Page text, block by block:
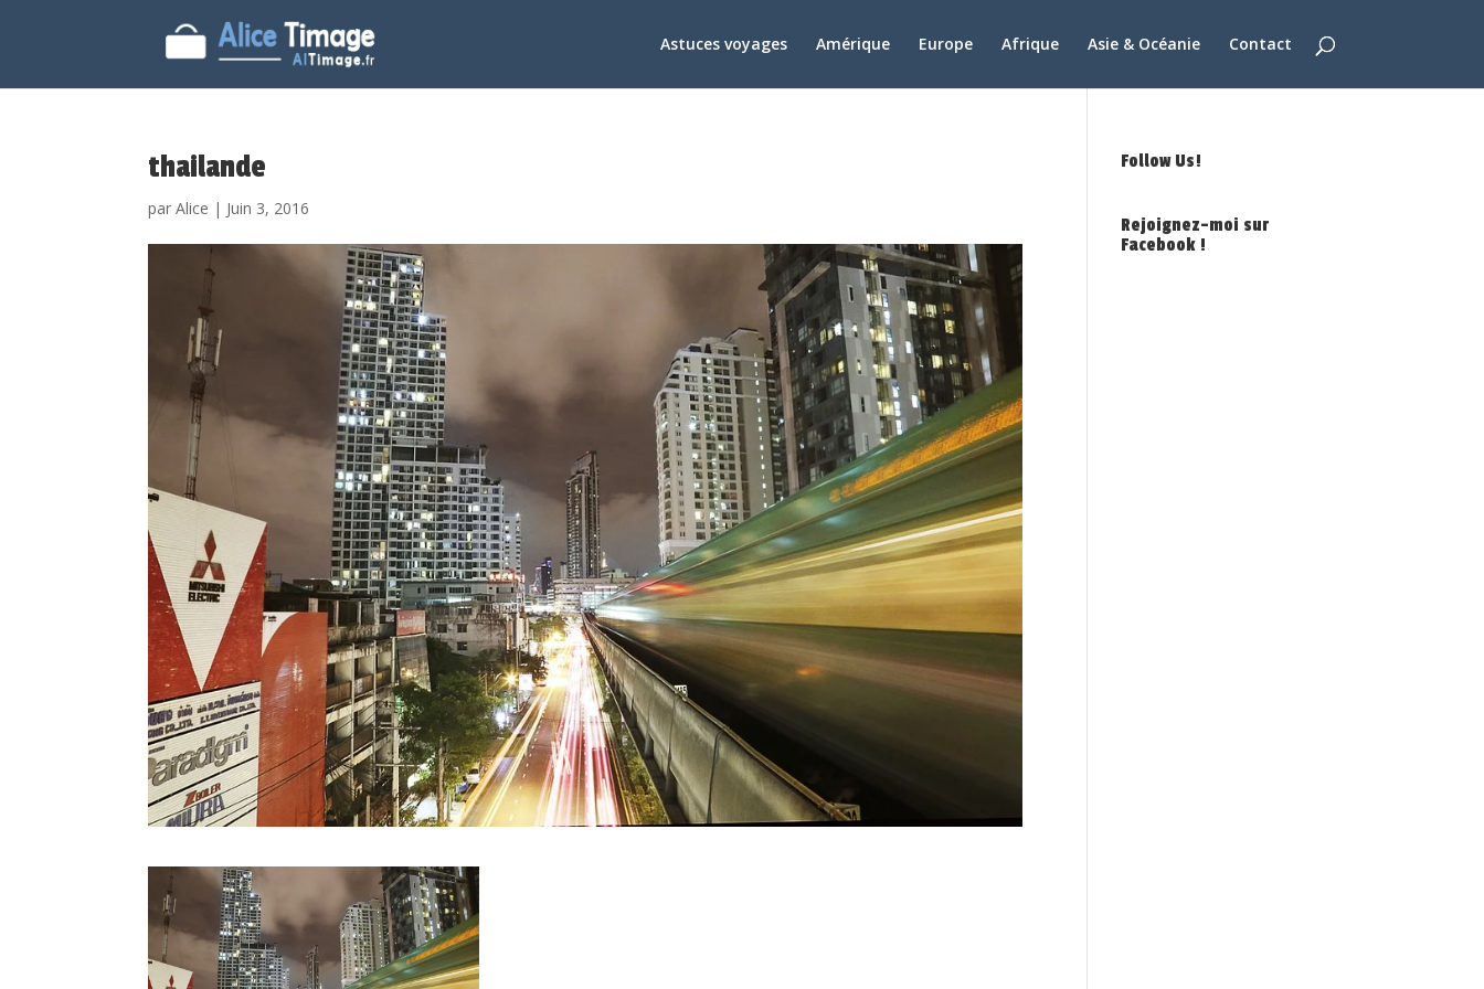
Astuces voyages Amérique Europe Afrique Asie & Océanie Contact
thailande
parAlice | Juin 3, 2016
Follow Us!
Rejoignez-moi sur
Facebook !